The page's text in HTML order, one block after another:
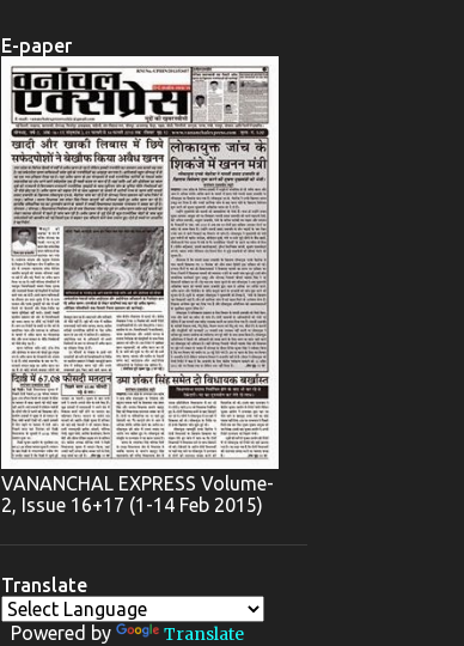
E-paper
VANANCHAL EXPRESS Volume-
2, Issue 16+17 (1-14 Feb 2015)
Translate
Powered by Translate